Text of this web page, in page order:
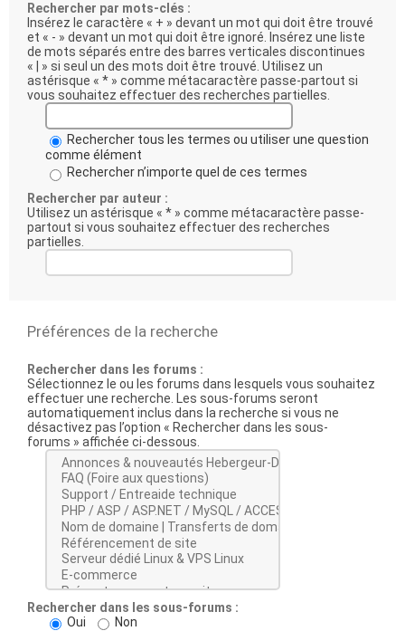
Rechercher par mots-clés :
Insérez le caractère « + » devant un mot qui doit être trouvé
et « - » devant un mot qui doit être ignoré. Insérez une liste
de mots séparés entre des barres verticales discontinues
« | » si seul un des mots doit être trouvé. Utilisez un
astérisque « * » comme métacaractère passe-partout si
vous souhaitez effectuer des recherches partielles.
Rechercher tous les termes ou utiliser une question
comme élément
Rechercher n’importe quel de ces termes
Rechercher par auteur :
Utilisez un astérisque « * » comme métacaractère passe-
partout si vous souhaitez effectuer des recherches
partielles.
Préférences de la recherche
Rechercher dans les forums :
Sélectionnez le ou les forums dans lesquels vous souhaitez
effectuer une recherche. Les sous-forums seront
automatiquement inclus dans la recherche si vous ne
désactivez pas l’option « Rechercher dans les sous-
forums » affichée ci-dessous.
Rechercher dans les sous-forums :
Oui
Non